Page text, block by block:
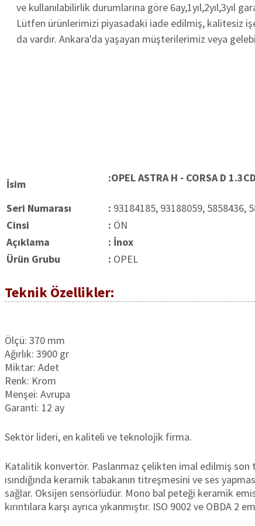
ve kullanılabilirlik durumlarına göre 6ay,1yıl,2yıl,3yıl
Lütfen ürünlerimizi piyasadaki iade edilmiş, kalitesiz
da vardır. Ankara'da yaşayan müşterilerimiz veya
İsim :OPEL ASTRA H - CORSA D
Seri Numarası : 93184185, 93188059, 5858436,
Cinsi
: ÖN
Açıklama
: İnox
Ürün Grubu
: OPEL
Teknik Özellikler:
Ölçü: 370 mm
Ağırlık: 3900 gr
Miktar: Adet
Renk: Krom
Menşei: Avrupa
Garanti: 12 ay
Sektör lideri, en kaliteli ve teknolojik firma.
Katalitik konvertör. Paslanmaz çelikten imal edilmiş son
ısındığında keramik tabakanın titreşmesini ve ses
sağlar. Oksijen sensörlüdür. Mono bal peteği keramik
kırıntılara karşı ayrıca yıkanmıştır. ISO 9002 ve OBDA